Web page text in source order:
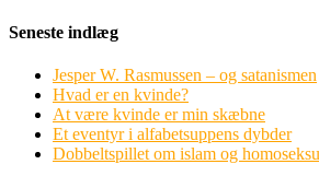
Seneste indlæg
Jesper W. Rasmussen – og satanismen
Hvad er en kvinde?
At være kvinde er min skæbne
Et eventyr i alfabetsuppens dybder
Dobbeltspillet om islam og